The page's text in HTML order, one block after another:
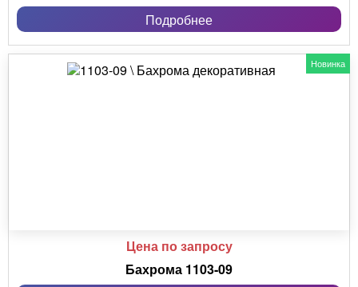
Подробнее
Новинка
Цена по запросу
Бахрома 1103-09